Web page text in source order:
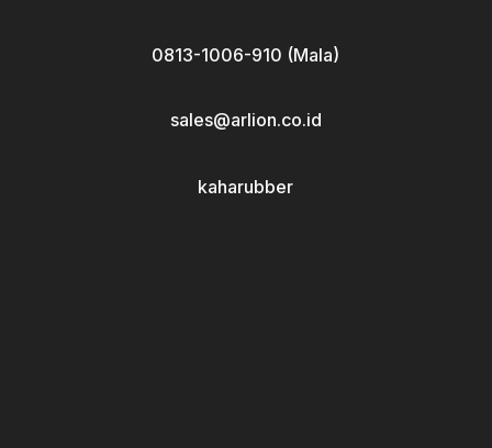
0813-1006-910 (Mala)
sales@arlion.co.id
kaharubber